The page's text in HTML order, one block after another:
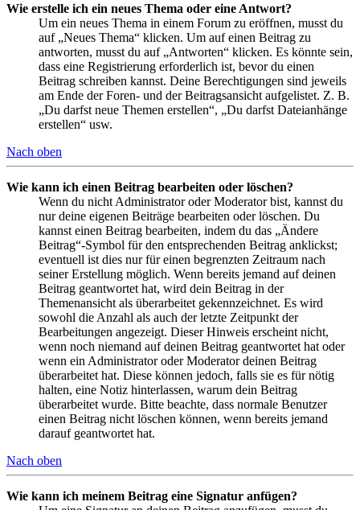
Wie erstelle ich ein neues Thema oder eine Antwort?
Um ein neues Thema in einem Forum zu eröffnen, musst du
auf „Neues Thema“ klicken. Um auf einen Beitrag zu
antworten, musst du auf „Antworten“ klicken. Es könnte sein,
dass eine Registrierung erforderlich ist, bevor du einen
Beitrag schreiben kannst. Deine Berechtigungen sind jeweils
am Ende der Foren- und der Beitragsansicht aufgelistet. Z. B.
„Du darfst neue Themen erstellen“, „Du darfst Dateianhänge
erstellen“ usw.
Nach oben
Wie kann ich einen Beitrag bearbeiten oder löschen?
Wenn du nicht Administrator oder Moderator bist, kannst du
nur deine eigenen Beiträge bearbeiten oder löschen. Du
kannst einen Beitrag bearbeiten, indem du das „Ändere
Beitrag“-Symbol für den entsprechenden Beitrag anklickst;
eventuell ist dies nur für einen begrenzten Zeitraum nach
seiner Erstellung möglich. Wenn bereits jemand auf deinen
Beitrag geantwortet hat, wird dein Beitrag in der
Themenansicht als überarbeitet gekennzeichnet. Es wird
sowohl die Anzahl als auch der letzte Zeitpunkt der
Bearbeitungen angezeigt. Dieser Hinweis erscheint nicht,
wenn noch niemand auf deinen Beitrag geantwortet hat oder
wenn ein Administrator oder Moderator deinen Beitrag
überarbeitet hat. Diese können jedoch, falls sie es für nötig
halten, eine Notiz hinterlassen, warum dein Beitrag
überarbeitet wurde. Bitte beachte, dass normale Benutzer
einen Beitrag nicht löschen können, wenn bereits jemand
darauf geantwortet hat.
Nach oben
Wie kann ich meinem Beitrag eine Signatur anfügen?